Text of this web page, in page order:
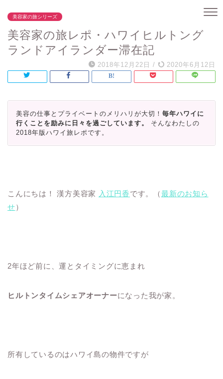
美容家の旅シリーズ
美容家の旅レポ・ハワイヒルトング
ランドアイランダー滞在記
2018年12月22日 / 2020年6月12日
美容の仕事とプライベートのメリハリが大切！毎年ハワイに
行くことを励みに日々を過ごしています。
そんなわたしの
2018年版ハワイ旅レポです。
こんにちは！ 漢方美容家 入江円香です。（最新のお知ら
せ）
2年ほど前に、運とタイミングに恵まれ
ヒルトンタイムシェアオーナーになった我が家。
所有しているのはハワイ島の物件ですが